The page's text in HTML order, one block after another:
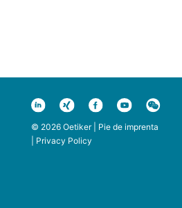
© 2026 Oetiker | Pie de imprenta
Privacy Policy